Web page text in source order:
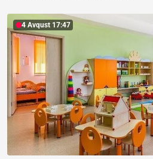
4 Avqust 17:47